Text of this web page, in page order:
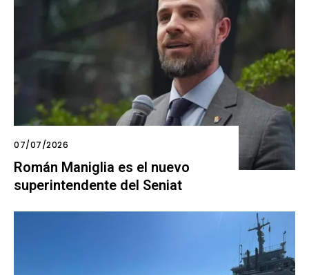
07/07/2026
Román Maniglia es el nuevo
superintendente del Seniat